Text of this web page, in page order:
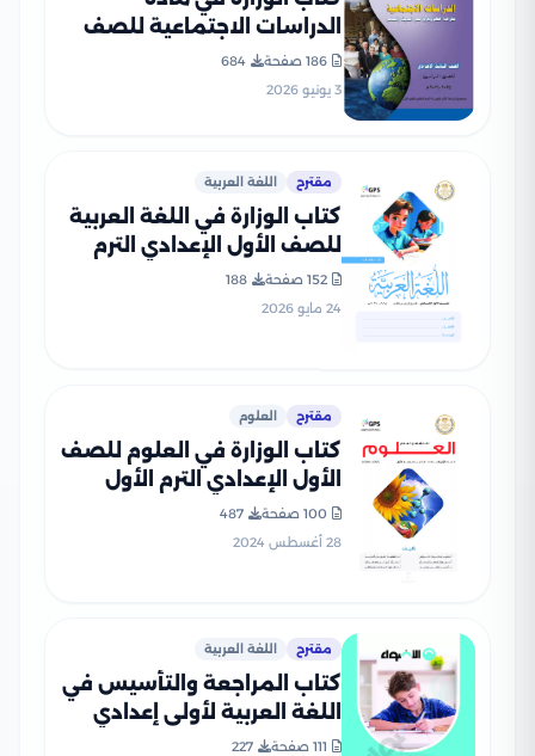
الدراسات الاجتماعية للصف
PDF
186 صفحة
684
3 يونيو 2026
مقترح اللغة العربية
كتاب الوزارة في اللغة العربية
للصف الأول الإعدادي الترم
الثاني 2026 بصيغة PDF
152 صفحة
188
24 مايو 2026
مقترح العلوم
كتاب الوزارة في العلوم للصف
الأول الإعدادي الترم الأول
2025 بصيغة PDF
100 صفحة
487
28 أغسطس 2024
مقترح اللغة العربية
كتاب المراجعة والتأسيس في
اللغة العربية لأولى إعدادي
من الأضواء بصيغة PDF
111 صفحة
227